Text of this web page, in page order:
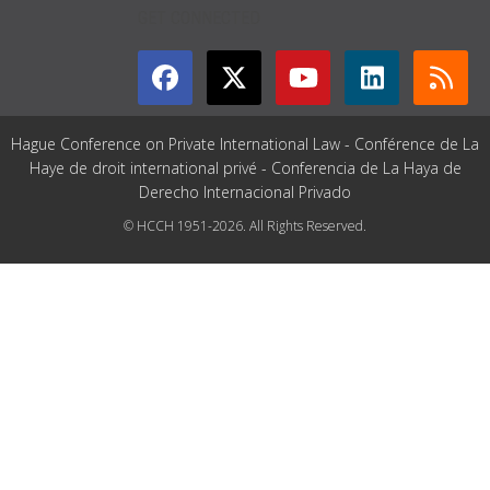
Hague Conference on Private International Law - Conférence de La
Haye de droit international privé - Conferencia de La Haya de
Derecho Internacional Privado
© HCCH 1951-2026. All Rights Reserved.